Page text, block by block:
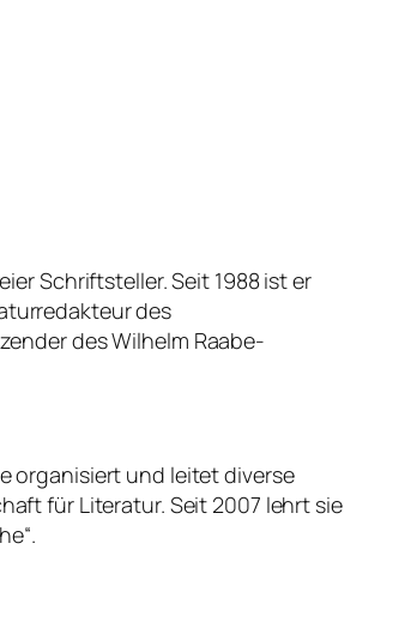
Schriftsteller. Seit 1988 ist er
des
des Wilhelm Raabe-
organisiert und leitet diverse
für Literatur. Seit 2007 lehrt sie